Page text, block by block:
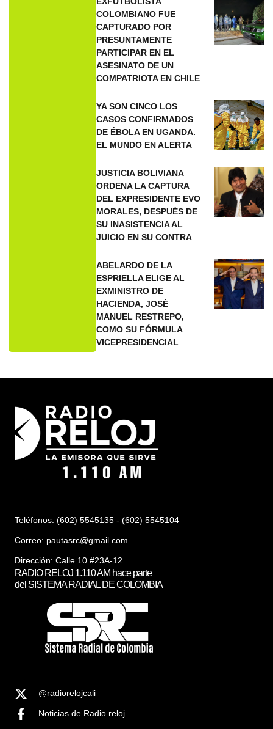
COLOMBIANO FUE
CAPTURADO POR
PRESUNTAMENTE
PARTICIPAR EN EL
ASESINATO DE UN
COMPATRIOTA EN CHILE
YA SON CINCO LOS
CASOS CONFIRMADOS
DE ÉBOLA EN UGANDA.
EL MUNDO EN ALERTA
JUSTICIA BOLIVIANA
ORDENA LA CAPTURA
DEL EXPRESIDENTE EVO
MORALES, DESPUÉS DE
SU INASISTENCIA AL
JUICIO EN SU CONTRA
ABELARDO DE LA
ESPRIELLA ELIGE AL
EXMINISTRO DE
HACIENDA, JOSÉ
MANUEL RESTREPO,
COMO SU FÓRMULA
VICEPRESIDENCIAL
Teléfonos: (602) 5545135 - (602) 5545104
Correo: pautasrc@gmail.com
Dirección: Calle 10 #23A-12
RADIO RELOJ 1.110 AM hace parte
del SISTEMA RADIAL DE COLOMBIA
@radiorelojcali
Noticias de Radio reloj